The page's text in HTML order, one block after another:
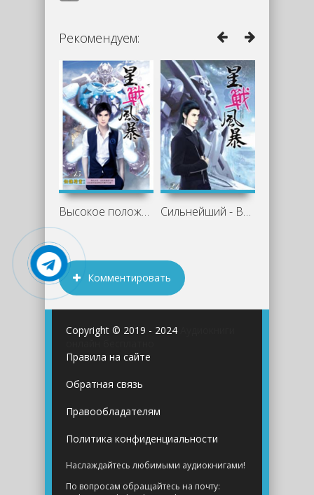
Рекомендуем:
Высокое положение императорского дома - Сильнейший - Визард Скелетон
Комментировать
Copyright © 2019 - 2024
Правила на сайте
Обратная связь
Правообладателям
Политика конфиденциальности
Наслаждайтесь любимыми аудиокнигами!
По вопросам обращайтесь на почту: